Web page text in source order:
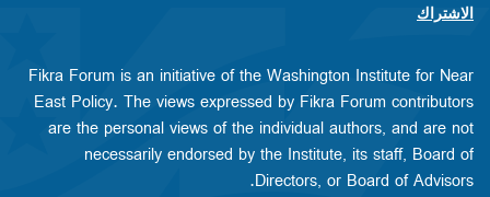
الاشتراك
Fikra Forum is an initiative of the Washington Institute for Near
East Policy. The views expressed by Fikra Forum contributors
are the personal views of the individual authors, and are not
necessarily endorsed by the Institute, its staff, Board of
Directors, or Board of Advisors.​​